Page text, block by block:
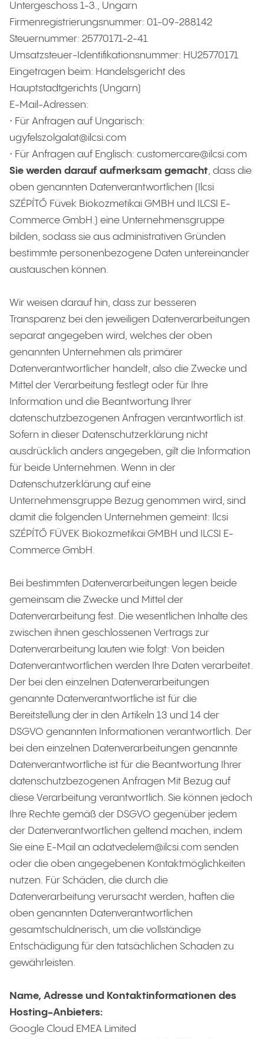
Untergeschoss 1-3., Ungarn
Firmenregistrierungsnummer: 01-09-288142
Steuernummer: 25770171-2-41
Umsatzsteuer-Identifikationsnummer: HU25770171
Eingetragen beim: Handelsgericht des
Hauptstadtgerichts (Ungarn)
E-Mail-Adressen:
• Für Anfragen auf Ungarisch:
ugyfelszolgalat@ilcsi.com
• Für Anfragen auf Englisch: customercare@ilcsi.com
Sie werden darauf aufmerksam gemacht, dass die
oben genannten Datenverantwortlichen (Ilcsi
SZÉPÍTŐ Füvek Biokozmetikai GMBH und ILCSI E-
Commerce GmbH.) eine Unternehmensgruppe
bilden, sodass sie aus administrativen Gründen
bestimmte personenbezogene Daten untereinander
austauschen können.
Wir weisen darauf hin, dass zur besseren
Transparenz bei den jeweiligen Datenverarbeitungen
separat angegeben wird, welches der oben
genannten Unternehmen als primärer
Datenverantwortlicher handelt, also die Zwecke und
Mittel der Verarbeitung festlegt oder für Ihre
Information und die Beantwortung Ihrer
datenschutzbezogenen Anfragen verantwortlich ist.
Sofern in dieser Datenschutzerklärung nicht
ausdrücklich anders angegeben, gilt die Information
für beide Unternehmen. Wenn in der
Datenschutzerklärung auf eine
Unternehmensgruppe Bezug genommen wird, sind
damit die folgenden Unternehmen gemeint: Ilcsi
SZÉPÍTŐ FÜVEK Biokozmetikai GMBH und ILCSI E-
Commerce GmbH.
Bei bestimmten Datenverarbeitungen legen beide
gemeinsam die Zwecke und Mittel der
Datenverarbeitung fest. Die wesentlichen Inhalte des
zwischen ihnen geschlossenen Vertrags zur
Datenverarbeitung lauten wie folgt: Von beiden
Datenverantwortlichen werden Ihre Daten verarbeitet.
Der bei den einzelnen Datenverarbeitungen
genannte Datenverantwortliche ist für die
Bereitstellung der in den Artikeln 13 und 14 der
DSGVO genannten Informationen verantwortlich. Der
bei den einzelnen Datenverarbeitungen genannte
Datenverantwortliche ist für die Beantwortung Ihrer
datenschutzbezogenen Anfragen Mit Bezug auf
diese Verarbeitung verantwortlich. Sie können jedoch
Ihre Rechte gemäß der DSGVO gegenüber jedem
der Datenverantwortlichen geltend machen, indem
Sie eine E-Mail an adatvedelem@ilcsi.com senden
oder die oben angegebenen Kontaktmöglichkeiten
nutzen. Für Schäden, die durch die
Datenverarbeitung verursacht werden, haften die
oben genannten Datenverantwortlichen
gesamtschuldnerisch, um die vollständige
Entschädigung für den tatsächlichen Schaden zu
gewährleisten.
Name, Adresse und Kontaktinformationen des
Hosting-Anbieters:
Google Cloud EMEA Limited